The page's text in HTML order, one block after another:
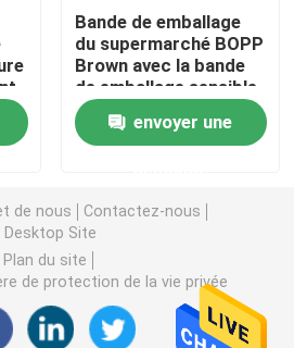
bout droit
de papier d'aluminium
bande paerforée
Bande de emballage
du supermarché BOPP
Brown avec la bande
de emballage sensible
à la pression de
coupeur de bande
envoyer une
de nous
Contactez-nous
Desktop Site
Plan du site
de protection de la vie privée